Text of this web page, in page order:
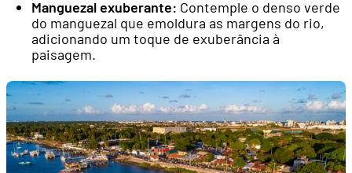
Manguezal exuberante: Contemple o denso verde
do manguezal que emoldura as margens do rio,
adicionando um toque de exuberância à
paisagem.